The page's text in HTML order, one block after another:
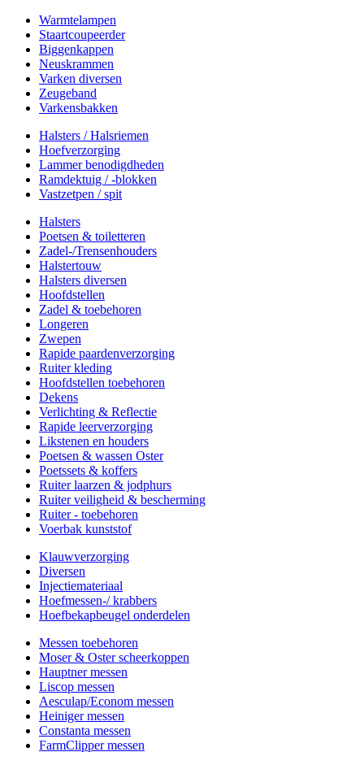
Warmtelampen
Staartcoupeerder
Biggenkappen
Neuskrammen
Varken diversen
Zeugeband
Varkensbakken
Halsters / Halsriemen
Hoefverzorging
Lammer benodigdheden
Ramdektuig / -blokken
Vastzetpen / spit
Halsters
Poetsen & toiletteren
Zadel-/Trensenhouders
Halstertouw
Halsters diversen
Hoofdstellen
Zadel & toebehoren
Longeren
Zwepen
Rapide paardenverzorging
Ruiter kleding
Hoofdstellen toebehoren
Dekens
Verlichting & Reflectie
Rapide leerverzorging
Likstenen en houders
Poetsen & wassen Oster
Poetssets & koffers
Ruiter laarzen & jodphurs
Ruiter veiligheid & bescherming
Ruiter - toebehoren
Voerbak kunststof
Klauwverzorging
Diversen
Injectiemateriaal
Hoefmessen-/ krabbers
Hoefbekapbeugel onderdelen
Messen toebehoren
Moser & Oster scheerkoppen
Hauptner messen
Liscop messen
Aesculap/Econom messen
Heiniger messen
Constanta messen
FarmClipper messen